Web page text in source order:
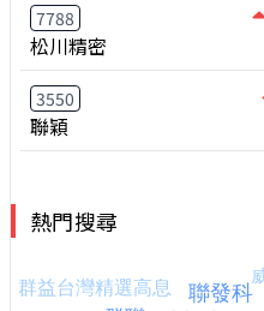
7788
松川精密
3550
聯穎
熱門搜尋